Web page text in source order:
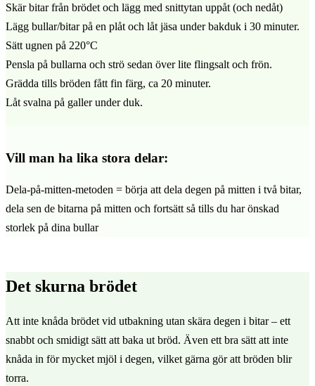
Skär bitar från brödet och lägg med snittytan uppåt (och nedåt)
Lägg bullar/bitar på en plåt och låt jäsa under bakduk i 30 minuter.
Sätt ugnen på 220°C
Pensla på bullarna och strö sedan över lite flingsalt och frön.
Grädda tills bröden fått fin färg, ca 20 minuter.
Låt svalna på galler under duk.
Vill man ha lika stora delar:
Dela-på-mitten-metoden = börja att dela degen på mitten i två bitar,
dela sen de bitarna på mitten och fortsätt så tills du har önskad
storlek på dina bullar
Det skurna brödet
Att inte knåda brödet vid utbakning utan skära degen i bitar – ett
snabbt och smidigt sätt att baka ut bröd. Även ett bra sätt att inte
knåda in för mycket mjöl i degen, vilket gärna gör att bröden blir
torra.